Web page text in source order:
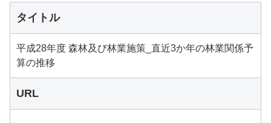
タイトル
平成28年度 森林及び林業施策_直近3か年の林業関係予
算の推移
URL